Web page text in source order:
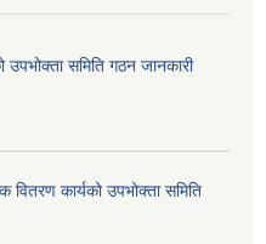
उपभोक्ता समिति गठन जानकारी
कार्यको उपभोक्ता समिति